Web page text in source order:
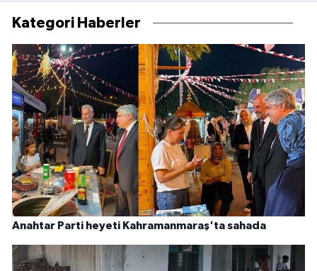
Kategori Haberler
Anahtar Parti heyeti Kahramanmaraş'ta sahada